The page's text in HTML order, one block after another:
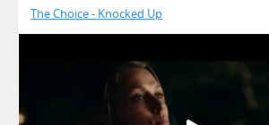
The Choice - Knocked Up